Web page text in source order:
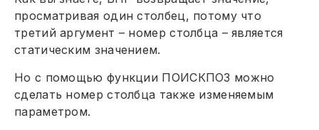
просматривая один столбец, потому что
третий аргумент – номер столбца – является
статическим значением.
Но с помощью функции ПОИСКПОЗ можно
сделать номер столбца также изменяемым
параметром.